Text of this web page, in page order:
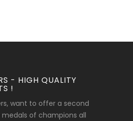
- HIGH QUALITY
!
want to offer a second
of champions all